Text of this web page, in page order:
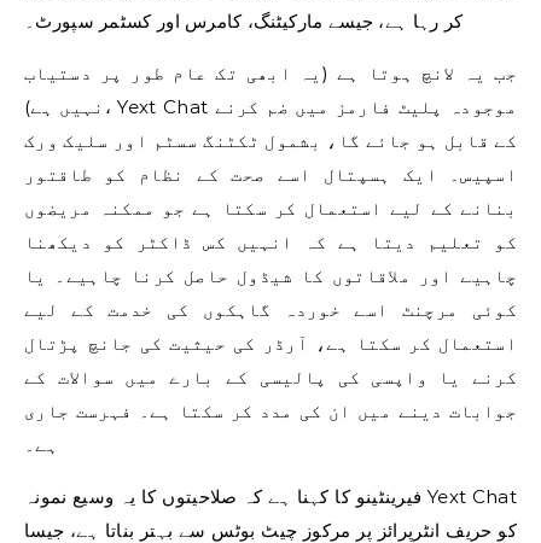
کر رہا ہے، جیسے مارکیٹنگ، کامرس اور کسٹمر سپورٹ۔
جب یہ لانچ ہوتا ہے (یہ ابھی تک عام طور پر دستیاب
نہیں ہے)، Yext Chat موجودہ پلیٹ فارمز میں ضم کرنے
کے قابل ہو جائے گا، بشمول ٹکٹنگ سسٹم اور سلیک ورک
اسپیس۔ ایک ہسپتال اسے صحت کے نظام کو طاقتور
بنانے کے لیے استعمال کر سکتا ہے جو ممکنہ مریضوں
کو تعلیم دیتا ہے کہ انہیں کس ڈاکٹر کو دیکھنا
چاہیے اور ملاقاتوں کا شیڈول حاصل کرنا چاہیے۔ یا
کوئی مرچنٹ اسے خوردہ گاہکوں کی خدمت کے لیے
استعمال کر سکتا ہے، آرڈر کی حیثیت کی جانچ پڑتال
کرنے یا واپسی کی پالیسی کے بارے میں سوالات کے
جوابات دینے میں ان کی مدد کر سکتا ہے۔ فہرست جاری
ہے۔
فیرینٹینو کا کہنا ہے کہ صلاحیتوں کا یہ وسیع نمونہ Yext Chat
کو حریف انٹرپرائز پر مرکوز چیٹ بوٹس سے بہتر بناتا ہے، جیسا